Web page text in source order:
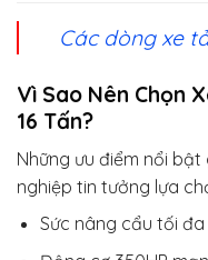
Các dòng xe
Vì Sao Nên Chọn
16 Tấn?
Những ưu điểm nổi
nghiệp tin tưởng lựa
Sức nâng cẩu tối đa